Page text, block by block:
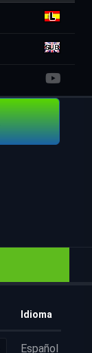
Idioma
Español